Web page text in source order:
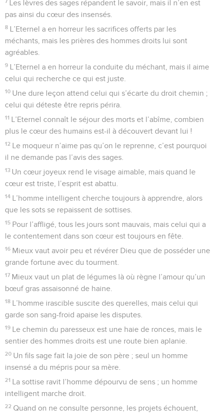
Les lèvres des sages répandent le savoir, mais il n’en est
pas ainsi du cœur des insensés.
8 L’Eternel a en horreur les sacrifices offerts par les
méchants, mais les prières des hommes droits lui sont
agréables.
9 L’Eternel a en horreur la conduite du méchant, mais il aime
celui qui recherche ce qui est juste.
10 Une dure leçon attend celui qui s’écarte du droit chemin ;
celui qui déteste être repris périra.
11 L’Eternel connaît le séjour des morts et l’abîme, combien
plus le cœur des humains est-il à découvert devant lui !
12 Le moqueur n’aime pas qu’on le reprenne, c’est pourquoi
il ne demande pas l’avis des sages.
13 Un cœur joyeux rend le visage aimable, mais quand le
cœur est triste, l’esprit est abattu.
14 L’homme intelligent cherche toujours à apprendre, alors
que les sots se repaissent de sottises.
15 Pour l’affligé, tous les jours sont mauvais, mais celui qui a
le contentement dans son cœur est toujours en fête.
16 Mieux vaut avoir peu et révérer Dieu que de posséder une
grande fortune avec du tourment.
17 Mieux vaut un plat de légumes là où règne l’amour qu’un
bœuf gras assaisonné de haine.
18 L’homme irascible suscite des querelles, mais celui qui
garde son sang-froid apaise les disputes.
19 Le chemin du paresseux est une haie de ronces, mais le
sentier des hommes droits est une route bien aplanie.
20 Un fils sage fait la joie de son père ; seul un homme
insensé a du mépris pour sa mère.
21 La sottise ravit l’homme dépourvu de sens ; un homme
intelligent marche droit.
22 Quand on ne consulte personne, les projets échouent,